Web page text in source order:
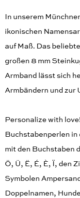
In unserem
ikonischen
auf Maß. Das
großen 8 mm
Armband lässt sich
Armbändern und zur
Personalize with
Buchstabenperlen
mit den Buchstaben
Ö, Ü, Ë, É, È, Ï, den
Symbolen
Doppelnamen,